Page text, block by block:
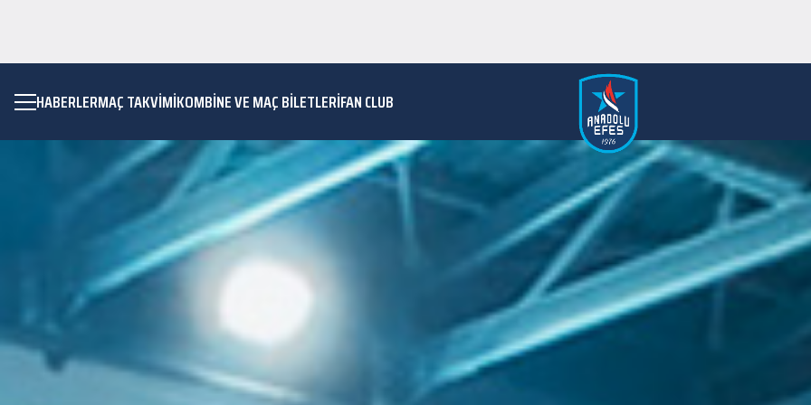
HABERLERMAÇ TAKVIMIKOMBİNE VE MAÇ BİLETLERİFAN CLUB